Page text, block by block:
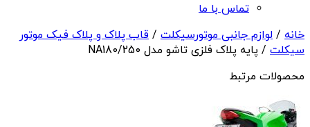
تماس با ما
خانه / لوازم جانبی موتورسیکلت / قاب پلاک و پلاک فیک موتور
سیکلت / پایه پلاک فلزی تاشو مدل NA180/250
محصولات مرتبط